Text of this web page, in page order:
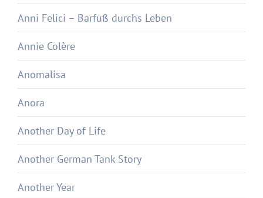
Anni Felici – Barfuß durchs Leben
Annie Colère
Anomalisa
Anora
Another Day of Life
Another German Tank Story
Another Year